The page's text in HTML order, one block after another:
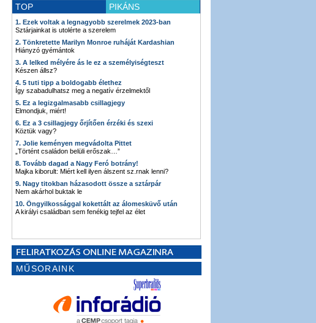
TOP PIKÁNS
1. Ezek voltak a legnagyobb szerelmek 2023-ban
Sztárjainkat is utolérte a szerelem
2. Tönkretette Marilyn Monroe ruháját Kardashian
Hiányzó gyémántok
3. A lelked mélyére ás le ez a személyiségteszt
Készen állsz?
4. 5 tuti tipp a boldogabb élethez
Így szabadulhatsz meg a negatív érzelmektől
5. Ez a legizgalmasabb csillagjegy
Elmondjuk, miért!
6. Ez a 3 csillagjegy őrjítően érzéki és szexi
Köztük vagy?
7. Jolie keményen megvádolta Pittet
„Történt családon belüli erőszak…”
8. Tovább dagad a Nagy Feró botrány!
Majka kiborult: Miért kell ilyen álszent sz.rnak lenni?
9. Nagy titokban házasodott össze a sztárpár
Nem akárhol buktak le
10. Öngyilkossággal kokettált az álomesküvő után
A királyi családban sem fenékig tejfel az élet
MŰSORAINK